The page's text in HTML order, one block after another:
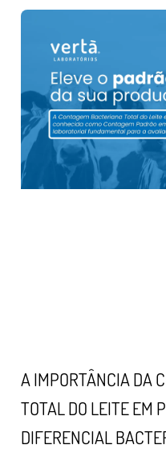
A IMPORTÂNCIA DA
TOTAL DO LEITE EM
DIFERENCIAL